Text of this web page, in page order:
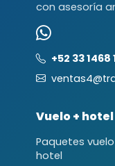
con asesoría
+52 33 1468
Vuelo + hotel
Paquetes
hotel